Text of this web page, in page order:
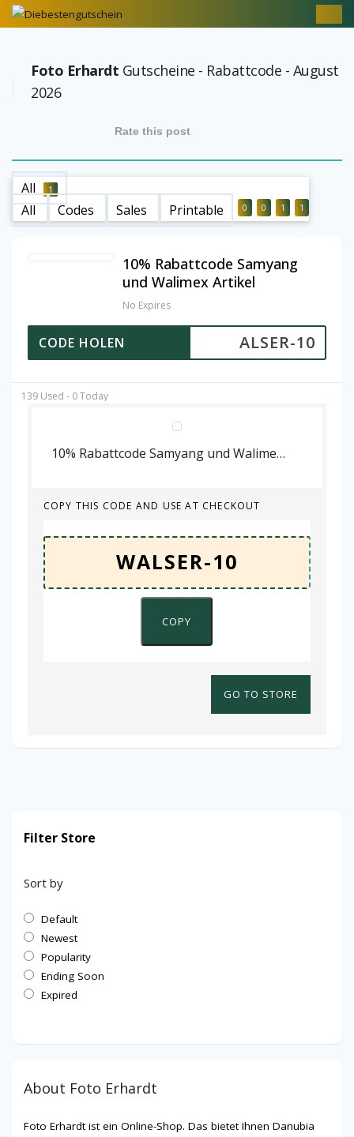
Foto Erhardt Gutscheine - Rabattcode - August
2026
Rate this post
All 1
All 1
Codes 1
Sales 0
Printable 0
10% Rabattcode Samyang
und Walimex Artikel
No Expires
ALSER-10
CODE HOLEN
139 Used - 0 Today
10% Rabattcode Samyang und Walimex Artikel
COPY THIS CODE AND USE AT CHECKOUT
COPY
GO TO STORE
Filter Store
Sort by
Default
Newest
Popularity
Ending Soon
Expired
About Foto Erhardt
Foto Erhardt ist ein Online-Shop. Das bietet Ihnen Danubia